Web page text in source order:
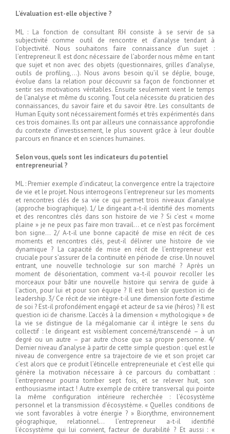
L’évaluation est-elle objective ?
ML : La fonction de consultant RH consiste à se servir de sa
subjectivité comme outil de rencontre et d’analyse tendant à
l’objectivité. Nous souhaitons faire connaissance d’un sujet :
l’entrepreneur. Il est donc nécessaire de l’aborder nous même en tant
que sujet et non avec des objets (questionnaires, grilles d’analyse,
outils de profiling,…). Nous avons besoin qu’il se déplie, bouge,
évolue dans la relation pour découvrir sa façon de fonctionner et
sentir ses motivations véritables. Ensuite seulement vient le temps
de l’analyse et même du scoring. Tout cela nécessite du praticien des
connaissances, du savoir faire et du savoir être. Les consultants de
Human Equity sont nécessairement formés et très expérimentés dans
ces trois domaines. Ils ont par ailleurs une connaissance approfondie
du contexte d’investissement, le plus souvent grâce à leur double
parcours en finance et en sciences humaines.
Selon vous, quels sont les indicateurs du potentiel
entrepreneurial ?
ML : Premier exemple d’indicateur, la convergence entre la trajectoire
de vie et le projet. Nous interrogeons l’entrepreneur sur les moments
et rencontres clés de sa vie ce qui permet trois niveaux d’analyse
(approche biographique). 1/ Le dirigeant a-t-il identifié des moments
et des rencontres clés dans son histoire de vie ? Si c’est « morne
plaine » je ne peux pas faire mon travail… et ce n’est pas forcément
bon signe… 2/ A-t-il une bonne capacité de mise en récit de ces
moments et rencontres clés, peut-il délivrer une histoire de vie
dynamique ? La capacité de mise en récit de l’entrepreneur est
cruciale pour s’assurer de la continuité en période de crise. Un nouvel
entrant, une nouvelle technologie sur son marché ? Après un
moment de désorientation, comment va-t-il pouvoir recoller les
morceaux pour bâtir une nouvelle histoire qui servira de guide à
l’action, pour lui et pour son équipe ? Il est bien sûr question ici de
leadership. 3/ Ce récit de vie intègre-t-il une dimension forte d’estime
de soi ? Est-il profondément engagé et acteur de sa vie (héros) ? Il est
question ici de charisme. L’accès à la dimension « mythologique » de
la vie se distingue de la mégalomanie car il intègre le sens du
collectif : le dirigeant est visiblement concerné/transcendé – à un
degré ou un autre – par autre chose que sa propre personne. 4/
Dernier niveau d’analyse à partir de cette simple question : quel est le
niveau de convergence entre sa trajectoire de vie et son projet car
c’est alors que ce produit l’étincelle entrepreneuriale et c’est elle qui
génère la motivation nécessaire à ce parcours du combattant :
l’entrepreneur pourra tomber sept fois, et se relever huit, son
enthousiasme intact ! Autre exemple de critère transversal qui pointe
la même configuration intérieure recherchée : l’écosystème
personnel et la transmission d’écosystème. « Quelles conditions de
vie sont favorables à votre énergie ? » Biorythme, environnement
géographique, relationnel… l’entrepreneur a-t-il identifié
l’écosystème qui lui convient, facteur de durabilité ? Et aussi : «